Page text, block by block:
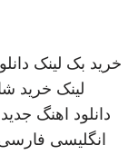
خرید بک لینک
لینک خرید
دانلود اهنگ جدید
انگلیسی